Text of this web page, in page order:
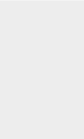
40 Jemaah Umrah